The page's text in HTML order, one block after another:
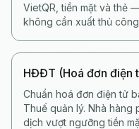
VietQR, tiền mặt và thẻ
không cần xuất thủ
HĐĐT (Hoá đơn điện
Chuẩn hoá đơn điện tử
Thuế quản lý. Nhà
dịch vượt ngưỡng tiền